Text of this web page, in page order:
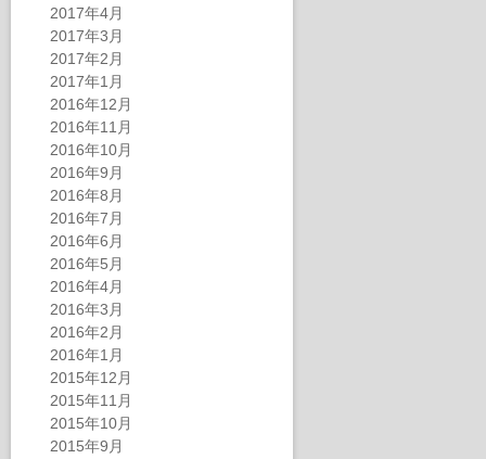
2017年4月
2017年3月
2017年2月
2017年1月
2016年12月
2016年11月
2016年10月
2016年9月
2016年8月
2016年7月
2016年6月
2016年5月
2016年4月
2016年3月
2016年2月
2016年1月
2015年12月
2015年11月
2015年10月
2015年9月